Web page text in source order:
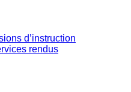
d’instruction
rendus